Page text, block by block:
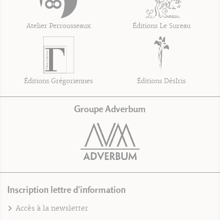
Atelier Perrousseaux Éditions Le Sureau
Éditions Grégoriennes Éditions DésIris
Groupe Adverbum
Inscription lettre d'information
Accès à la newsletter